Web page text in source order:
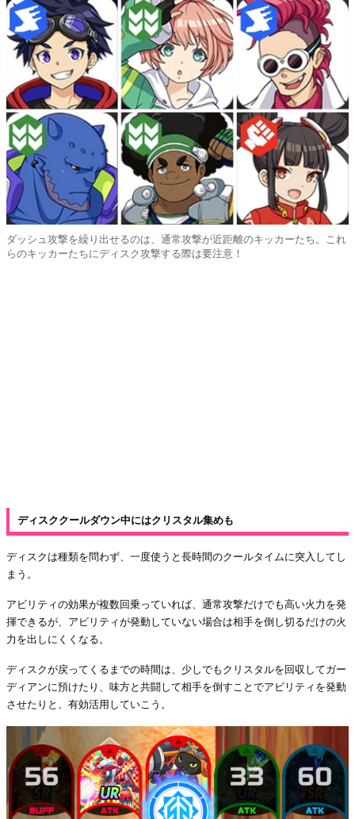
ダッシュ攻撃を繰り出せるのは、通常攻撃が近距離のキッカーたち。これ
らのキッカーたちにディスク攻撃する際は要注意！
ディスククールダウン中にはクリスタル集めも
ディスクは種類を問わず、一度使うと長時間のクールタイムに突入してし
まう。
アビリティの効果が複数回乗っていれば、通常攻撃だけでも高い火力を発
揮できるが、アビリティが発動していない場合は相手を倒し切るだけの火
力を出しにくくなる。
ディスクが戻ってくるまでの時間は、少しでもクリスタルを回収してガー
ディアンに預けたり、味方と共闘して相手を倒すことでアビリティを発動
させたりと、有効活用していこう。